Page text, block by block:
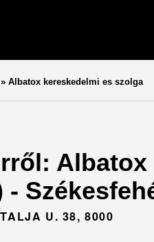
» Albatox kereskedelmi es szolga
U. 38, 8000